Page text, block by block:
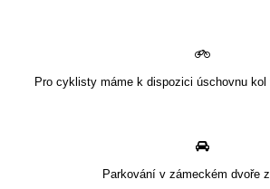
Pro cyklisty máme k dispozici úschovnu kol
Parkování v zámeckém dvoře